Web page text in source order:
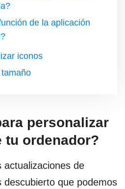
de la aplicación
iconos
personalizar
tu ordenador?
actualizaciones de
descubierto que podemos